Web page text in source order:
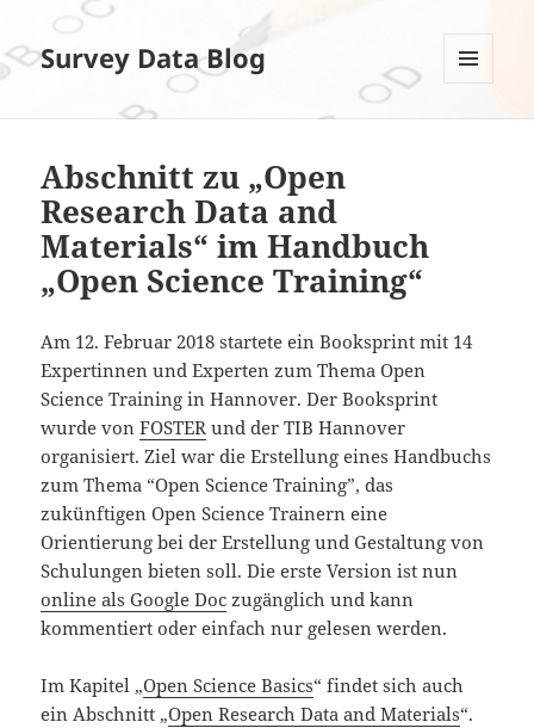
Survey Data Blog
Abschnitt zu „Open
Research Data and
Materials“ im Handbuch
„Open Science Training“
Am 12. Februar 2018 startete ein Booksprint mit 14
Expertinnen und Experten zum Thema Open
Science Training in Hannover. Der Booksprint
wurde vonFOSTER und der TIB Hannover
organisiert. Ziel war die Erstellung eines Handbuchs
zum Thema “Open Science Training”, das
zukünftigen Open Science Trainern eine
Orientierung bei der Erstellung und Gestaltung von
Schulungen bieten soll. Die erste Version ist nun
online als Google Doc zugänglich und kann
kommentiert oder einfach nur gelesen werden.
Im Kapitel „Open Science Basics“ findet sich auch
ein Abschnitt „Open Research Data and Materials“.